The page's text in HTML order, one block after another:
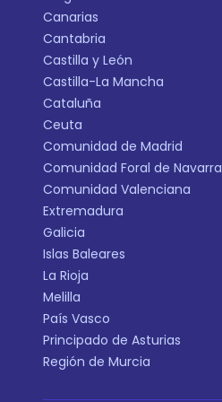
Canarias
Cantabria
Castilla y León
Castilla-La Mancha
Cataluña
Ceuta
Comunidad de Madrid
Comunidad Foral de Navarra
Comunidad Valenciana
Extremadura
Galicia
Islas Baleares
La Rioja
Melilla
País Vasco
Principado de Asturias
Región de Murcia